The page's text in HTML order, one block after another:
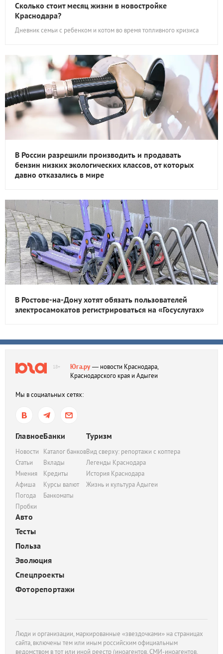
Сколько стоит месяц жизни в новостройке
Краснодара?
Дневник семьи с ребенком и котом во время топливного кризиса
В России разрешили производить и продавать
бензин низких экологических классов, от которых
давно отказались в мире
В Ростове-на-Дону хотят обязать пользователей
электросамокатов регистрироваться на «Госуслугах»
18+ Юга.ру— новости Краснодара,
Краснодарского края и Адыгеи
Мы в социальных сетях:
Главное
Новости
Статьи
Мнения
Афиша
Погода
Пробки
Банки
Каталог банков
Вклады
Кредиты
Курсы валют
Банкоматы
Туризм
Вид сверху: репортажи с коптера
Легенды Краснодара
История Краснодара
Жизнь и культура Адыгеи
Авто
Тесты
Польза
Эволюция
Спецпроекты
Фоторепортажи
Люди и организации, маркированные «звездочками» на страницах
сайта, включены тем или иным российским официальным
ведомством в тот или иной реестр (иноагентов, СМИ-иноагентов,